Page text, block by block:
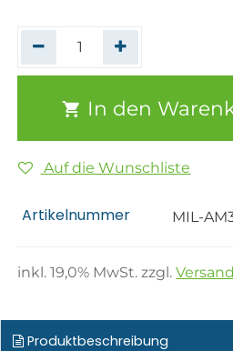
In den
Auf die Wunschliste
Artikelnummer MIL-
inkl.19,0% MwSt. zzgl.
Produktbeschreibung